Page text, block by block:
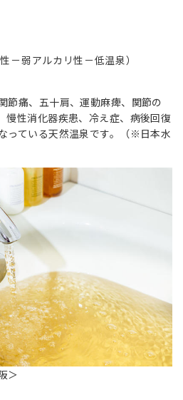
－弱アルカリ性－低温泉）
節痛、五十肩、運動麻痺、関節の
慢性消化器疾患、冷え症、病後回復
っている天然温泉です。（※日本水
＞